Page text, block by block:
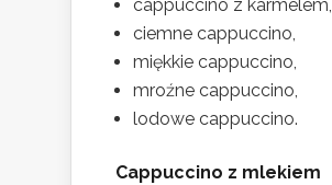
cappuccino z karmelem,
ciemne cappuccino,
miękkie cappuccino,
mroźne cappuccino,
lodowe cappuccino.
Cappuccino z mlekiem